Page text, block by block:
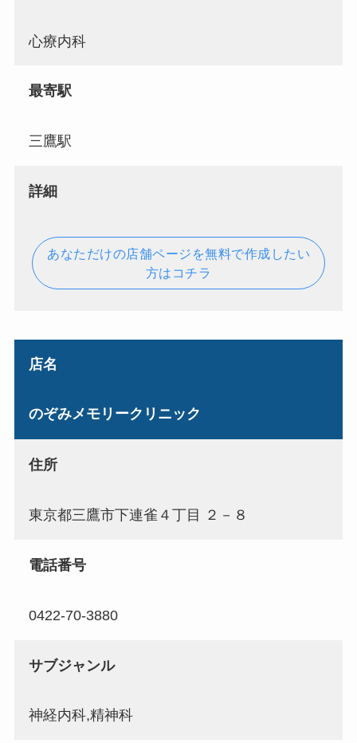
心療内科
最寄駅
三鷹駅
詳細
あなただけの店舗ページを無料で作成したい
方はコチラ
店名
のぞみメモリークリニック
住所
東京都三鷹市下連雀４丁目 ２－８
電話番号
0422-70-3880
サブジャンル
神経内科,精神科